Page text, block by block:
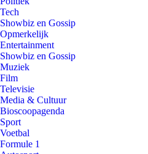
Tech
Showbiz en Gossip
Opmerkelijk
Entertainment
Showbiz en Gossip
Muziek
Film
Televisie
Media & Cultuur
Bioscoopagenda
Sport
Voetbal
Formule 1